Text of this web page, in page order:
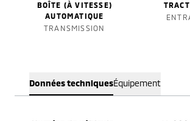
BOÎTE (À VITESSE)
AUTOMATIQUE
TRANSMISSION
Données techniquesÉquipement